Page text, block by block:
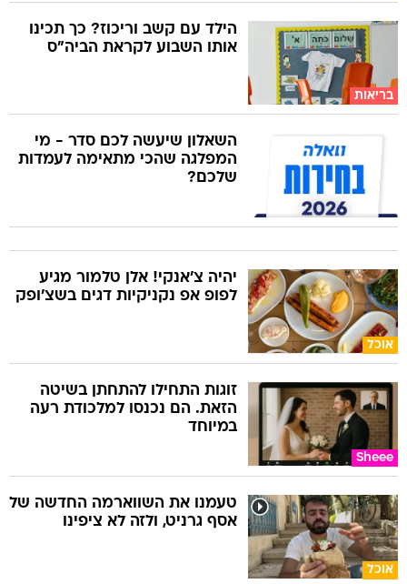
בריאות
הילד עם קשב וריכוז? כך תכינו
אותו השבוע לקראת הביה"ס
השאלון שיעשה לכם סדר - מי
המפלגה שהכי מתאימה לעמדות
שלכם?
אוכל
יהיה צ'אנקי! אלן טלמור מגיע
לפופ אפ נקניקיות דגים בשצ'ופק
Sheee
זוגות התחילו להתחתן בשיטה
הזאת. הם נכנסו למלכודת רעה
במיוחד
אוכל
טעמנו את השווארמה החדשה של
אסף גרניט, ולזה לא ציפינו